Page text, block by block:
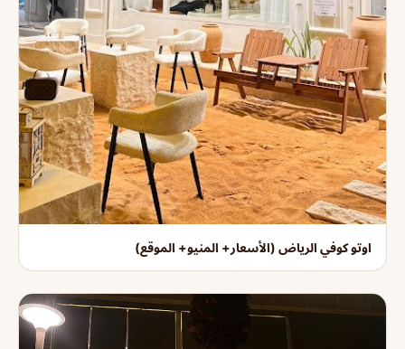
اوتو كوفي الرياض (الأسعار+ المنيو+ الموقع)